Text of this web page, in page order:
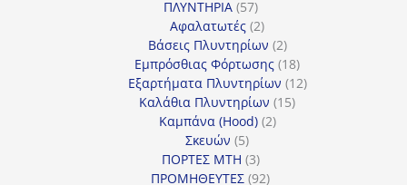
προϊόντα
ΠΛΥΝΤΗΡΙΑ 5757
προϊόντα
Αφαλατωτές 22
προϊόντα
Βάσεις Πλυντηρίων 22
προϊόντα
Εμπρόσθιας Φόρτωσης 1818
προϊόντα
Εξαρτήματα Πλυντηρίων 1212
Καλάθια Πλυντηρίων 1515
Καμπάνα (Hood) 22
Σκευών 55
προϊόντα
ΠΟΡΤΕΣ MTH 33
προϊόντα
ΠΡΟΜΗΘΕΥΤΕΣ 9292